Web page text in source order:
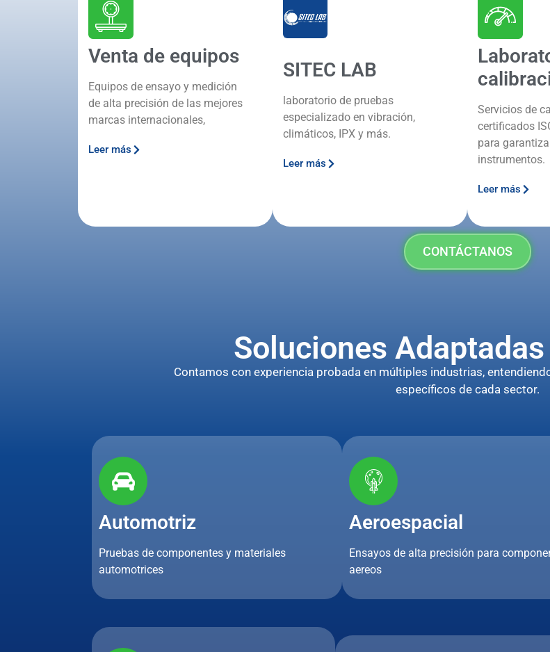
Venta de equipos
Equipos de ensayo y medición
de alta precisión de las mejores
marcas internacionales,
Leer más
SITEC LAB
laboratorio de pruebas
especializado en vibración,
climáticos, IPX y más.
Leer más
Servicios de
certificados
para
instrumentos.
Leer más
CONTÁCTANOS
Soluciones
Contamos con experiencia probada en múltiples industrias,
específicos de cada sector.
Automotriz
Pruebas de componentes y materiales
automotrices
Aeroespacial
Ensayos de alta precisión para
aereos